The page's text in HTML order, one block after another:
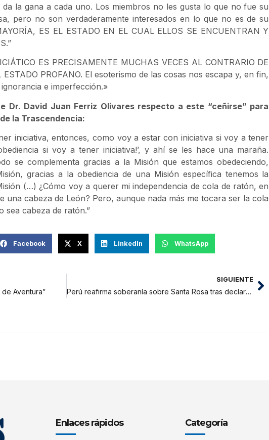
la gana a cada uno. Los miembros no les gusta lo que no fue su
pero no son verdaderamente interesados en lo que no es de su
ES EL ESTADO EN EL CUAL ELLOS SE ENCUENTRAN Y
ES PRECISAMENTE MUCHAS VECES AL CONTRARIO DE
PROFANO. El esoterismo de las cosas nos escapa y, en fin,
e imperfección.»
Dr. David Juan Ferriz Olivares respecto a este “ceñirse” para
la Trascendencia:
iniciativa, entonces, como voy a estar con iniciativa si voy a tener
si voy a tener iniciativa!’, y ahí se les hace una maraña.
se complementa gracias a la Misión que estamos obedeciendo,
gracias a la obediencia de una Misión específica tenemos la
(…) ¿Cómo voy a querer mi independencia de cola de ratón, en
una cabeza de León? Pero, aunque nada más me tocara ser la cola
sea cabeza de ratón.”
Facebook X LinkedIn WhatsApp
Aventura”
SIGUIENTE
Perú reafirma soberanía sobre Santa Rosa tras declaraciones de Petro
Enlaces rápidos Categoría